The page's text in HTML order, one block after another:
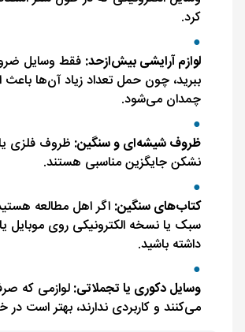
کرد.
لوازم آرایشی بیش‌ازحد: فقط وسایل
ببرید، چون حمل تعداد زیاد آن‌ها
چمدان می‌شود.
ظروف شیشه‌ای و سنگین: ظروف فلزی
نشکن جایگزین مناسبی هستند.
کتاب‌های سنگین: اگر اهل مطالعه
سبک یا نسخه الکترونیکی روی موبایل
داشته باشید.
وسایل دکوری یا تجملاتی:لوازمی که
می‌کنند و کاربردی ندارند، بهتر است در